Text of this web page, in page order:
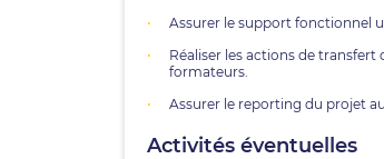
Assurer le support fonctionnel
Réaliser les actions de
formateurs.
Assurer le reporting du projet
Activités éventuelles